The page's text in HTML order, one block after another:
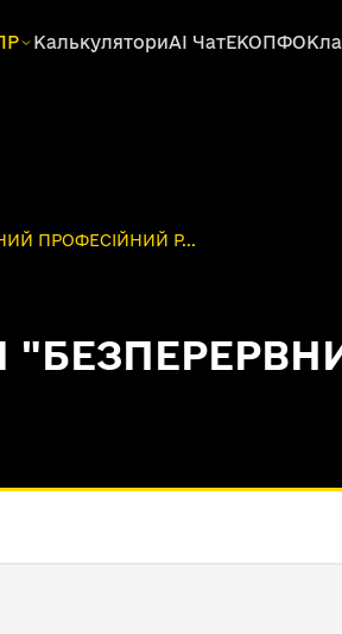
КалькуляториAI ЧатЕКОПФО
ПРОФЕСІЙНИЙ Р...